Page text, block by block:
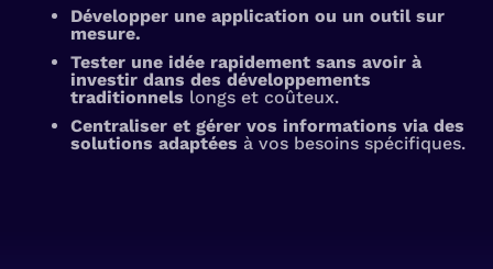
Développer une application ou un outil sur
mesure.
Tester une idée rapidement sans avoir à
investir dans des développements
traditionnels longs et coûteux.
Centraliser et gérer vos informations via des
solutions adaptées à vos besoins spécifiques.